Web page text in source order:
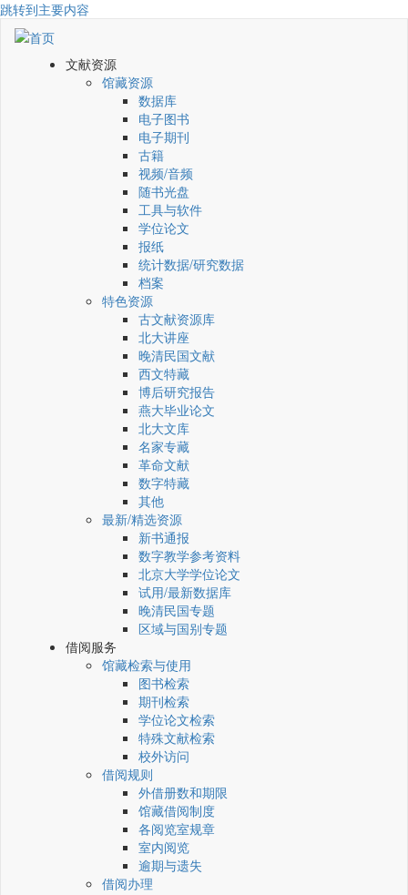
跳转到主要内容
文献资源
馆藏资源
数据库
电子图书
电子期刊
古籍
视频/音频
随书光盘
工具与软件
学位论文
报纸
统计数据/研究数据
档案
特色资源
古文献资源库
北大讲座
晚清民国文献
西文特藏
博后研究报告
燕大毕业论文
北大文库
名家专藏
革命文献
数字特藏
其他
最新/精选资源
新书通报
数字教学参考资料
北京大学学位论文
试用/最新数据库
晚清民国专题
区域与国别专题
借阅服务
馆藏检索与使用
图书检索
期刊检索
学位论文检索
特殊文献检索
校外访问
借阅规则
外借册数和期限
馆藏借阅制度
各阅览室规章
室内阅览
逾期与遗失
借阅办理